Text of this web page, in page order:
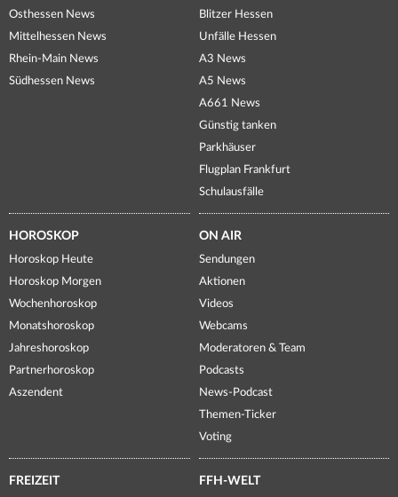
Osthessen News
Mittelhessen News
Rhein-Main News
Südhessen News
Blitzer Hessen
Unfälle Hessen
A3 News
A5 News
A661 News
Günstig tanken
Parkhäuser
Flugplan Frankfurt
Schulausfälle
HOROSKOP
Horoskop Heute
Horoskop Morgen
Wochenhoroskop
Monatshoroskop
Jahreshoroskop
Partnerhoroskop
Aszendent
ON AIR
Sendungen
Aktionen
Videos
Webcams
Moderatoren & Team
Podcasts
News-Podcast
Themen-Ticker
Voting
FREIZEIT FFH-WELT